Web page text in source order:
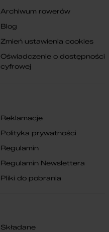
Archiwum rowerów
Blog
Zmień ustawienia cookies
Oświadczenie o dostępności
cyfrowej
Reklamacje
Polityka prywatności
Regulamin
Regulamin Newslettera
Pliki do pobrania
Składane